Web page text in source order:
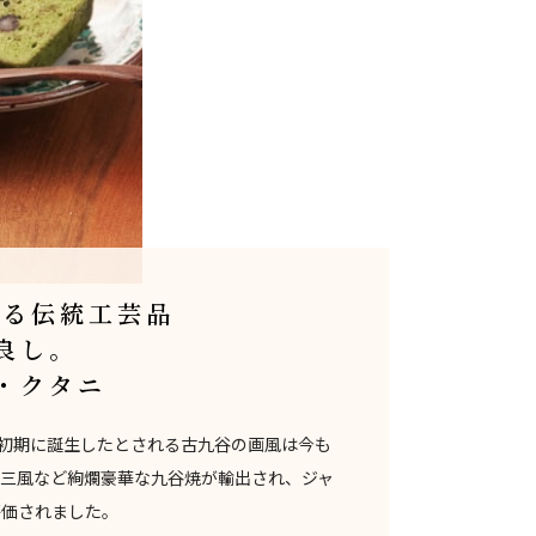
伝統工芸品
。
クタニ
期に誕生したとされる古九谷の画風は今も
風など絢爛豪華な九谷焼が輸出され、ジャ
されました。